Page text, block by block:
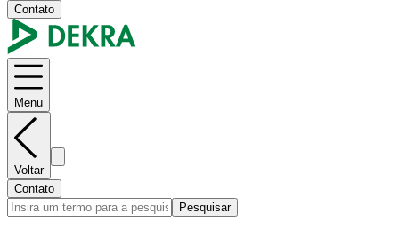
Contato
Menu
Voltar
Contato
Pesquisar